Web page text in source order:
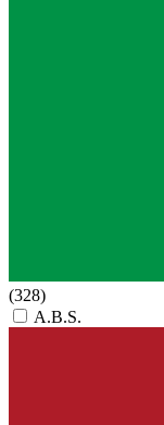
(328)
A.B.S.